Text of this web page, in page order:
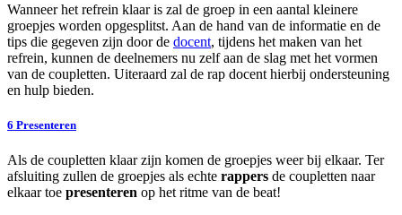
Wanneer het refrein klaar is zal de groep in een aantal kleinere
groepjes worden opgesplitst. Aan de hand van de informatie en de
tips die gegeven zijn door de docent, tijdens het maken van het
refrein, kunnen de deelnemers nu zelf aan de slag met het vormen
van de coupletten. Uiteraard zal de rap docent hierbij ondersteuning
en hulp bieden.
6 Presenteren
Als de coupletten klaar zijn komen de groepjes weer bij elkaar. Ter
afsluiting zullen de groepjes als echte rappers de coupletten naar
elkaar toe presenteren op het ritme van de beat!